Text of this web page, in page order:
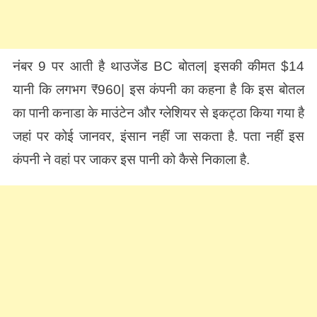
नंबर 9 पर आती है थाउजेंड BC बोतल| इसकी कीमत $14
यानी कि लगभग ₹960| इस कंपनी का कहना है कि इस बोतल
का पानी कनाडा के माउंटेन और ग्लेशियर से इकट्ठा किया गया है
जहां पर कोई जानवर, इंसान नहीं जा सकता है. पता नहीं इस
कंपनी ने वहां पर जाकर इस पानी को कैसे निकाला है.